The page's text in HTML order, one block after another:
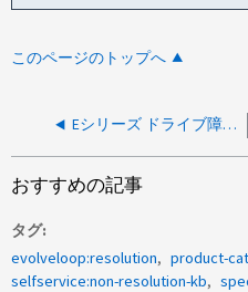
このページのトップへ
Eシリーズ ドライブ障害 - AutoSupport メッセージ
おすすめの記事
タグ
evolveloop:resolution
product-
selfservice:non-resolution-kb